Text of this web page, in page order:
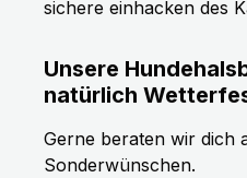
sichere einhacken des
Unsere
natürlich
Gerne beraten wir dich
Sonderwünschen.